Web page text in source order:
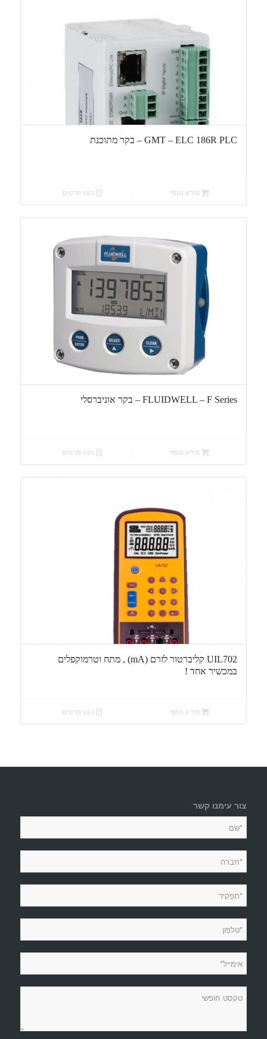
GMT – ELC 186R PLC – בקר מתוכנת
מידע נוסף הצג פרטים
FLUIDWELL – F Series – בקר אוניברסלי
מידע נוסף הצג פרטים
UIL702 קליברטור לזרם (mA) , מתח וטרמוקפלים
במכשיר אחד !
מידע נוסף הצג פרטים
צור עימנו קשר